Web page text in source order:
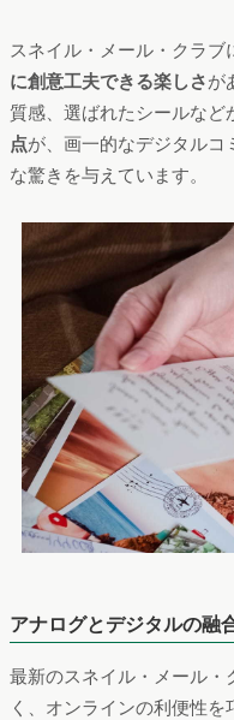
スネイル・メール・クラブ
に創意工夫できる楽しさが
質感、選ばれたシールなど
点が、画一的なデジタル
な驚きを与えています。
アナログとデジタルの融
最新のスネイル・メール・
く、オンラインの利便性を